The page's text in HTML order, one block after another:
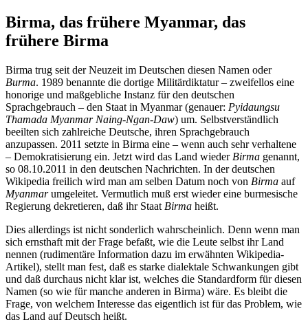
Birma, das frühere Myanmar, das
frühere Birma
Birma trug seit der Neuzeit im Deutschen diesen Namen oder
Burma. 1989 benannte die dortige Militärdiktatur – zweifellos eine
honorige und maßgebliche Instanz für den deutschen
Sprachgebrauch – den Staat in Myanmar (genauer: Pyidaungsu
Thamada Myanmar Naing-Ngan-Daw) um. Selbstverständlich
beeilten sich zahlreiche Deutsche, ihren Sprachgebrauch
anzupassen. 2011 setzte in Birma eine – wenn auch sehr verhaltene
– Demokratisierung ein. Jetzt wird das Land wieder Birma genannt,
so 08.10.2011 in den deutschen Nachrichten. In der deutschen
Wikipedia freilich wird man am selben Datum noch von Birma auf
Myanmarumgeleitet. Vermutlich muß erst wieder eine burmesische
Regierung dekretieren, daß ihr Staat Birma heißt.
Dies allerdings ist nicht sonderlich wahrscheinlich. Denn wenn man
sich ernsthaft mit der Frage befaßt, wie die Leute selbst ihr Land
nennen (rudimentäre Information dazu im erwähnten Wikipedia-
Artikel), stellt man fest, daß es starke dialektale Schwankungen gibt
und daß durchaus nicht klar ist, welches die Standardform für diesen
Namen (so wie für manche anderen in Birma) wäre. Es bleibt die
Frage, von welchem Interesse das eigentlich ist für das Problem, wie
das Land auf Deutsch heißt.